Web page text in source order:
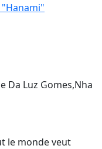
Da Luz Gomes,Nha
le monde veut